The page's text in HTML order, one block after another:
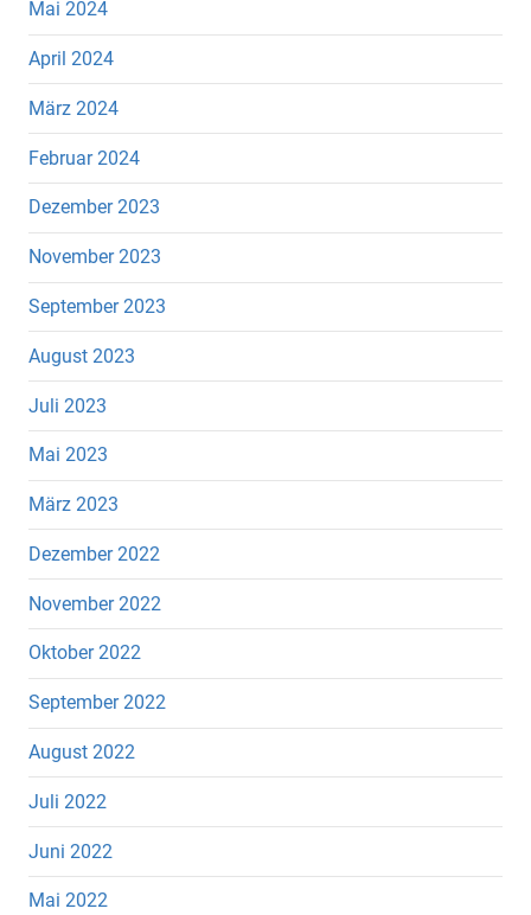
Mai 2024
April 2024
März 2024
Februar 2024
Dezember 2023
November 2023
September 2023
August 2023
Juli 2023
Mai 2023
März 2023
Dezember 2022
November 2022
Oktober 2022
September 2022
August 2022
Juli 2022
Juni 2022
Mai 2022